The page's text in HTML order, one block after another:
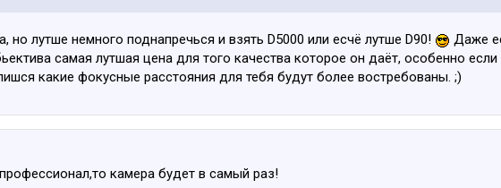
но лутше немного поднапречься и взять D5000 или есчё лутше D90!
Даже
самая лутшая цена для того качества которое он даёт, особенно
какие фокусные расстояния для тебя будут более востребованы. ;)
камера будет в самый раз!